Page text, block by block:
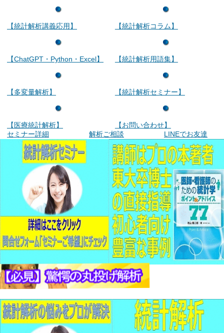
【統計解析講義応用】
【ChatGPT・Python・Excel】
【多変量解析】
【医療統計解析】
【統計解析コラム】
【統計解析用語集】
【統計解析セミナー】
【お問い合わせ】
セミナー詳細
解析ご相談 LINEでお友達